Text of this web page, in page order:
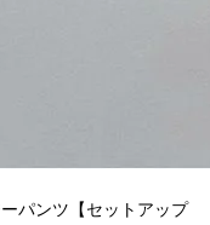
パンツ【セットアップ